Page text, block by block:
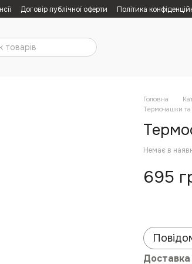
Договір публічної оферти Політика
Головна
Термочашки
Немає в
695
Доставка